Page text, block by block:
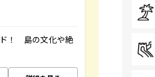
ド！ 島の文化や絶